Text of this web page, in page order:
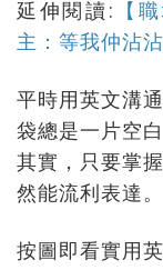
延伸閱讀: 【
主：等我仲沾
平時用英文溝
袋總是一片空
其實，只要掌
然能流利表達。
按圖即看實用